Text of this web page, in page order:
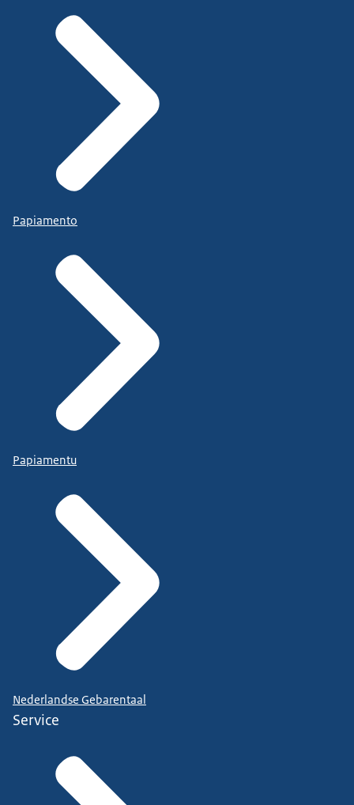
Papiamento
Papiamentu
Nederlandse Gebarentaal
Service